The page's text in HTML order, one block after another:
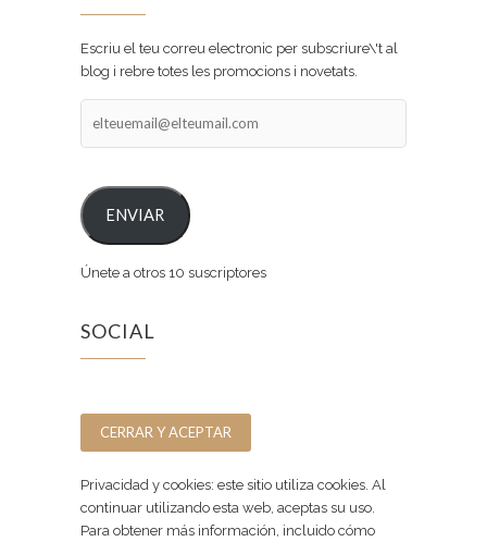
Escriu el teu correu electronic per subscriure\'t al
blog i rebre totes les promocions i novetats.
ENVIAR
Únete a otros 10 suscriptores
SOCIAL
Privacidad y cookies: este sitio utiliza cookies. Al
continuar utilizando esta web, aceptas su uso.
Para obtener más información, incluido cómo